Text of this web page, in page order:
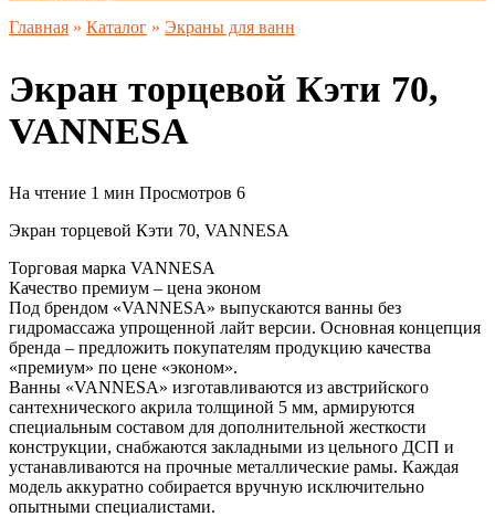
Главная » Каталог » Экраны для ванн
Экран торцевой Кэти 70,
VANNESA
На чтение 1 мин Просмотров 6
Экран торцевой Кэти 70, VANNESA
Торговая марка VANNESA
Качество премиум – цена эконом
Под брендом «VANNESA» выпускаются ванны без
гидромассажа упрощенной лайт версии. Основная концепция
бренда – предложить покупателям продукцию качества
«премиум» по цене «эконом».
Ванны «VANNESA» изготавливаются из австрийского
сантехнического акрила толщиной 5 мм, армируются
специальным составом для дополнительной жесткости
конструкции, снабжаются закладными из цельного ДСП и
устанавливаются на прочные металлические рамы. Каждая
модель аккуратно собирается вручную исключительно
опытными специалистами.